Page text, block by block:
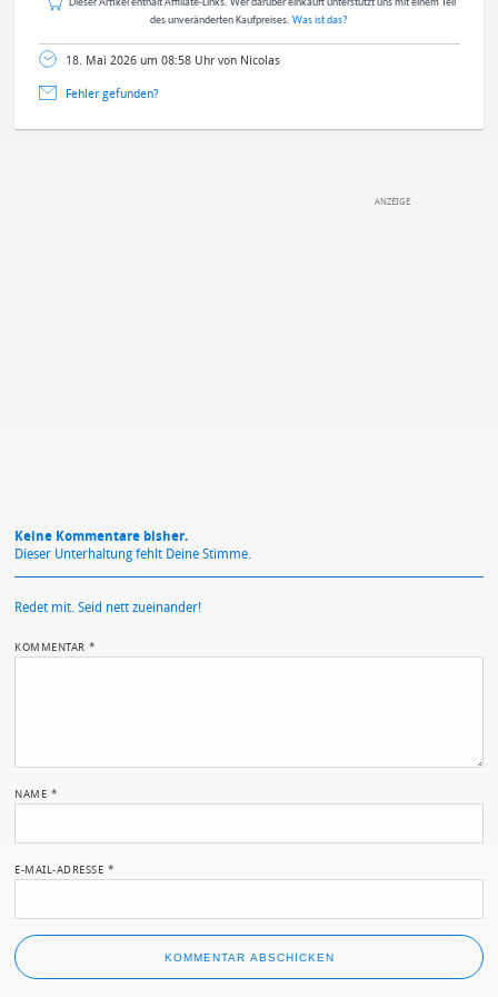
Dieser Artikel enthält Affiliate-Links. Wer darüber einkauft unterstützt uns mit einem Teil
des unveränderten Kaufpreises. Was ist das?
18. Mai 2026 um 08:58 Uhr von Nicolas
Fehler gefunden?
Keine Kommentare bisher.
Dieser Unterhaltung fehlt Deine Stimme.
Redet mit. Seid nett zueinander!
KOMMENTAR*
NAME *
E-MAIL-ADRESSE *